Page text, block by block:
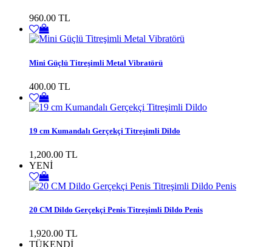
960.00 TL
Mini Güçlü Titreşimli Metal Vibratörü
400.00 TL
19 cm Kumandalı Gerçekçi Titreşimli Dildo
1,200.00 TL
YENİ
20 CM Dildo Gerçekçi Penis Titreşimli Dildo Penis
1,920.00 TL
TÜKENDİ